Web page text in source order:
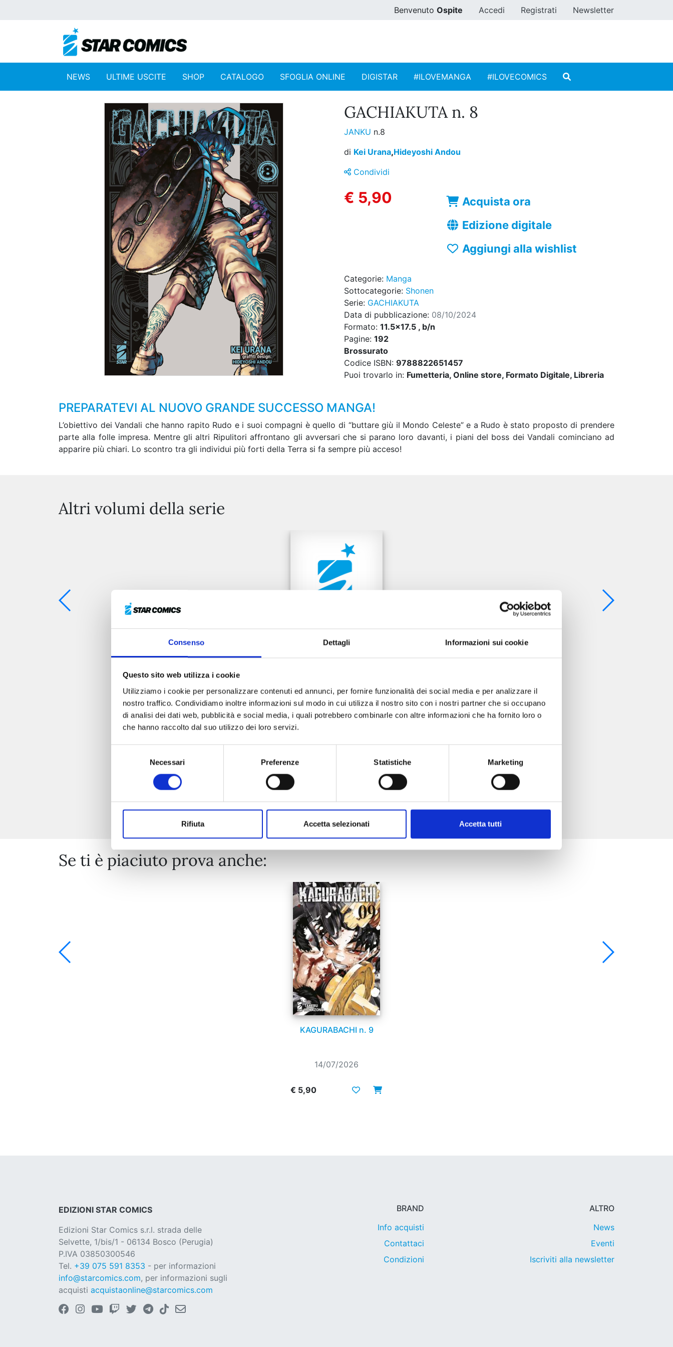
Consenso Dettagli Informazioni sui cookie
Questo sito web utilizza i cookie
Utilizziamo i cookie per personalizzare contenuti ed annunci, per fornire funzionalità dei social media e per analizzare il
nostro traffico. Condividiamo inoltre informazioni sul modo in cui utilizza il nostro sito con i nostri partner che si occupano
di analisi dei dati web, pubblicità e social media, i quali potrebbero combinarle con altre informazioni che ha fornito loro o
che hanno raccolto dal suo utilizzo dei loro servizi.
Necessari Preferenze Statistiche Marketing
Rifiuta Accetta selezionati Accetta tutti
Benvenuto Ospite Accedi Registrati Newsletter
NEWS ULTIME USCITE SHOP CATALOGO SFOGLIA ONLINE DIGISTAR #ILOVEMANGA #ILOVECOMICS
GACHIAKUTA n. 8
JANKU n.8
di Kei Urana,Hideyoshi Andou
Condividi
€ 5,90
Acquista ora
Edizione digitale
Aggiungi alla wishlist
Categorie: Manga
Sottocategorie: Shonen
Serie: GACHIAKUTA
Data di pubblicazione: 08/10/2024
Formato: 11.5x17.5 , b/n
Pagine: 192
Brossurato
Codice ISBN: 9788822651457
Puoi trovarlo in: Fumetteria, Online store, Formato Digitale, Libreria
PREPARATEVI AL NUOVO GRANDE SUCCESSO MANGA!
L’obiettivo dei Vandali che hanno rapito Rudo e i suoi compagni è quello di “buttare giù il Mondo Celeste” e a Rudo è stato proposto di prendere
parte alla folle impresa. Mentre gli altri Ripulitori affrontano gli avversari che si parano loro davanti, i piani del boss dei Vandali cominciano ad
apparire più chiari. Lo scontro tra gli individui più forti della Terra si fa sempre più acceso!
Altri volumi della serie
13/10/2026
Se ti è piaciuto prova anche:
KAGURABACHI n. 9
14/07/2026
€ 5,90
EDIZIONI STAR COMICS
Edizioni Star Comics s.r.l. strada delle
Selvette, 1/bis/1 - 06134 Bosco (Perugia)
P.IVA 03850300546
Tel. +39 075 591 8353 - per informazioni
info@starcomics.com, per informazioni sugli
acquisti acquistaonline@starcomics.com
BRAND
Info acquisti
Contattaci
Condizioni
ALTRO
News
Eventi
Iscriviti alla newsletter